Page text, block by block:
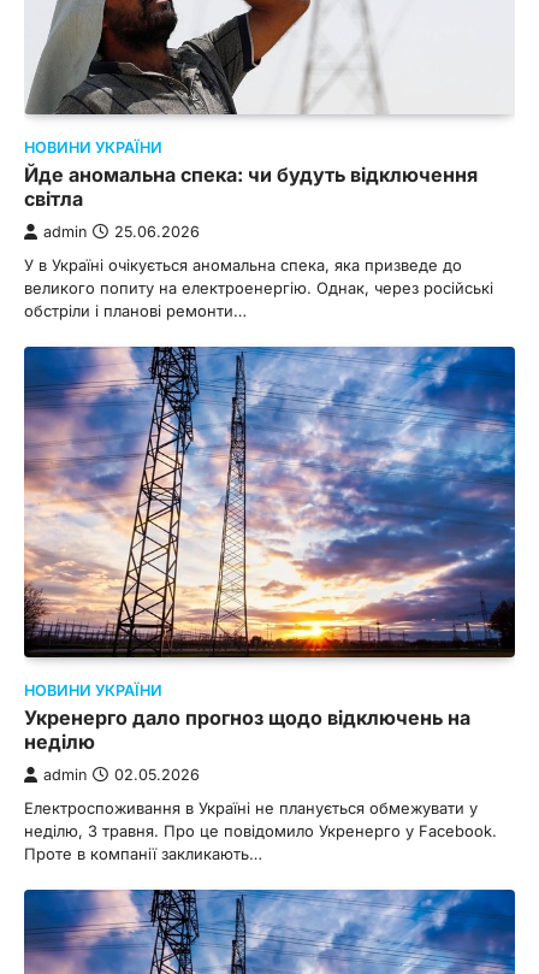
НОВИНИ УКРАЇНИ
Йде аномальна спека: чи будуть відключення
світла
admin 25.06.2026
У в Україні очікується аномальна спека, яка призведе до
великого попиту на електроенергію. Однак, через російські
обстріли і планові ремонти…
НОВИНИ УКРАЇНИ
Укренерго дало прогноз щодо відключень на
неділю
admin 02.05.2026
Електроспоживання в Україні не планується обмежувати у
неділю, 3 травня. Про це повідомило Укренерго у Facebook.
Проте в компанії закликають…